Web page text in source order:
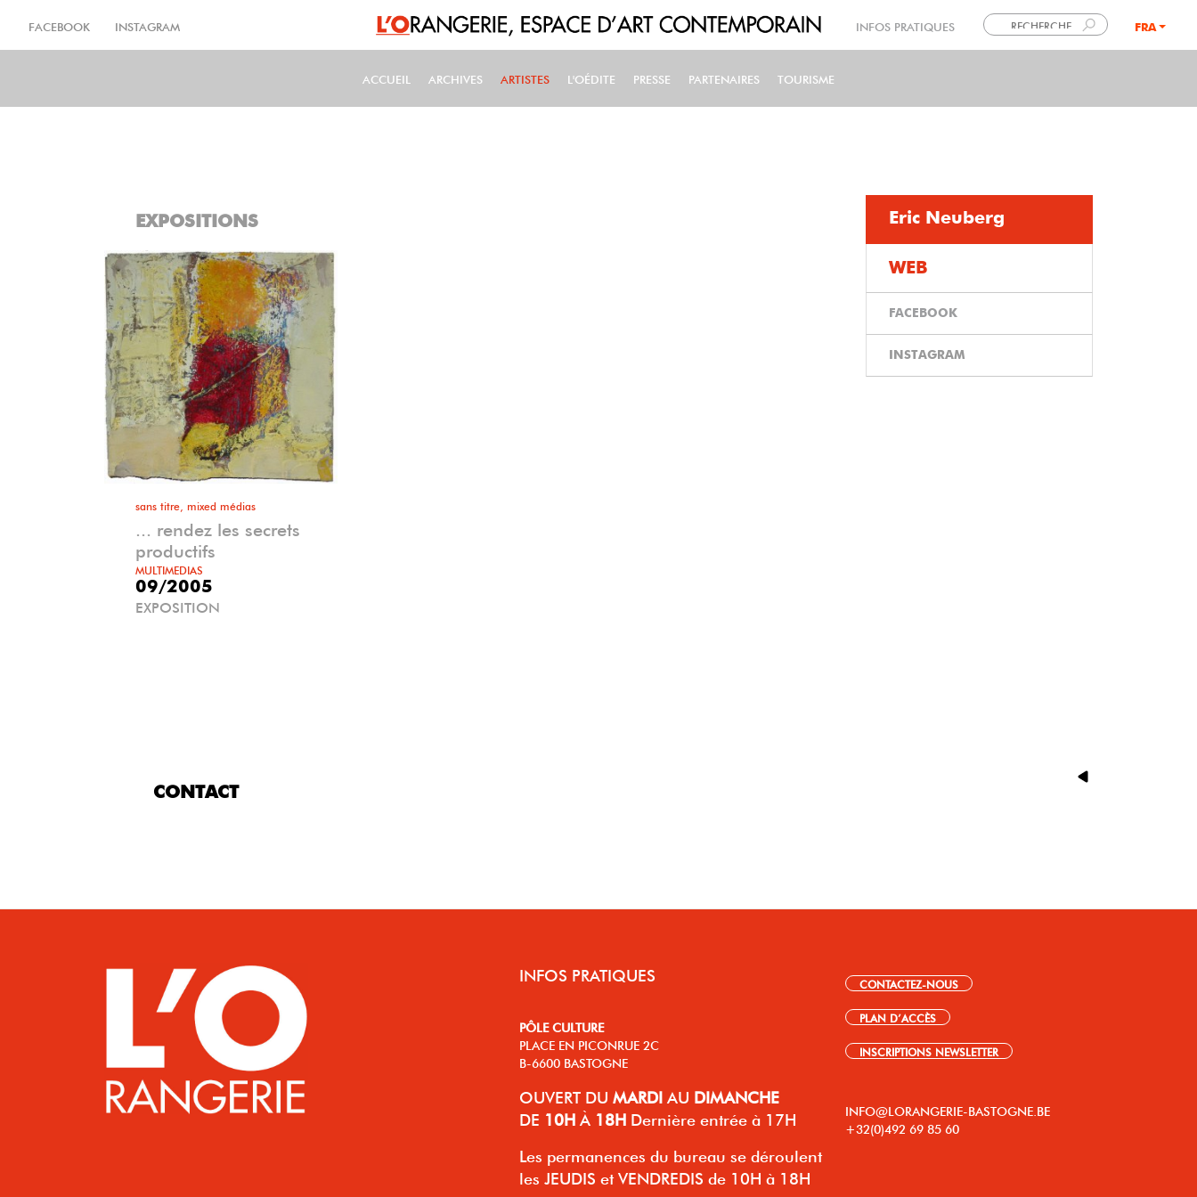
FACEBOOK INSTAGRAM INFOS PRATIQUES FRA
MAIN NAVIGATION
ACCUEIL ARCHIVES ARTISTES L'OÉDITE PRESSE PARTENAIRES TOURISME
EXPOSITIONS
sans titre, mixed médias
... rendez les secrets
productifs
MULTIMEDIAS
09/2005
EXPOSITION
Eric Neuberg
WEB
FACEBOOK
INSTAGRAM
CONTACT
INFOS PRATIQUES
PÔLE CULTURE
PLACE EN PICONRUE 2C
B-6600 BASTOGNE
OUVERT DU MARDI AU DIMANCHE
DE 10H À 18H Dernière entrée à 17H
Les permanences du bureau se déroulent
les JEUDIS et VENDREDIS de 10H à 18H
CONTACTEZ-NOUS
PLAN D’ACCÈS
INSCRIPTIONS NEWSLETTER
INFO@LORANGERIE-BASTOGNE.BE
+32(0)492 69 85 60